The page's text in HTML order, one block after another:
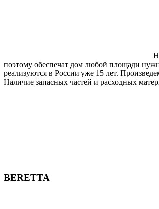
поэтому обеспечат дом любой площади
реализуются в России уже 15 лет.
Наличие запасных частей и расходных
BERETTA